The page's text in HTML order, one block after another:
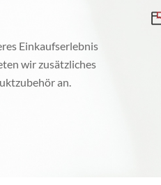
Einkaufserlebnis
wir zusätzliches
an.